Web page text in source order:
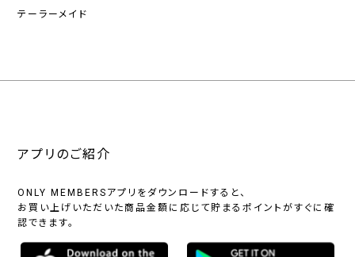
テーラーメイド
アプリのご紹介
ONLY MEMBERSアプリをダウンロードすると、
お買い上げいただいた商品金額に応じて貯まるポイントがすぐに確
認できます。